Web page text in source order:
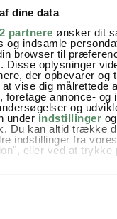
dine data
partnere ønsker dit
og indsamle
browser til
Disse oplysninger
der opbevarer og
vise dig målrettede
foretage annonce- og
og
underindstillinger
Du kan altid trække
indstillinger fra vores
eller ved at trykke
præcise oplysninger
nøjagtig inden for få
din enhed baseret
Christine
:
du bruger? De